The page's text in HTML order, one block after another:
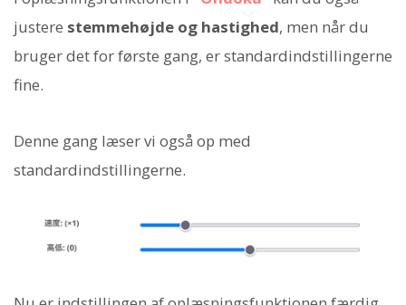
justere stemmehøjde og hastighed, men når du
bruger det for første gang, er standardindstillingerne
fine.
Denne gang læser vi også op med
standardindstillingerne.